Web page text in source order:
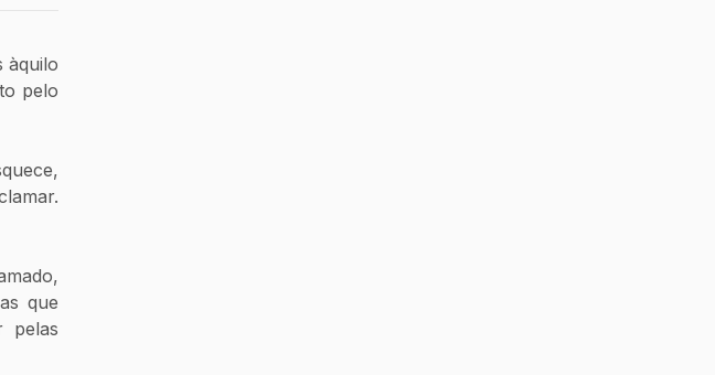
àquilo
pelo
que
pelas